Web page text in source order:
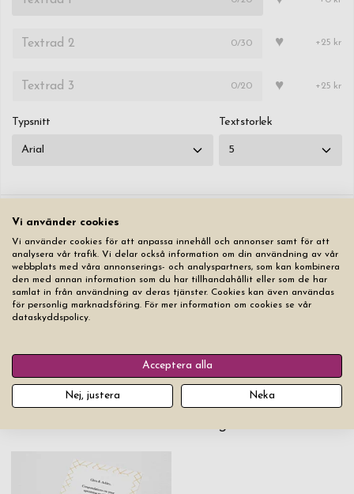
0/30 ♥ +25 kr
0/20 ♥ +25 kr
Typsnitt Textstorlek
Nollställ
449,00 kr
Lägg produkten i varukorgen
Vi använder cookies
Vi använder cookies för att anpassa innehåll och annonser samt för att
analysera vår trafik. Vi delar också information om din användning av vår
webbplats med våra annonserings- och analyspartners, som kan kombinera
den med annan information som du har tillhandahållit eller som de har
samlat in från användning av deras tjänster. Cookies kan även användas
för personlig marknadsföring. För mer information om cookies se vår
dataskyddspolicy.
Acceptera alla
Nej, justera Neka